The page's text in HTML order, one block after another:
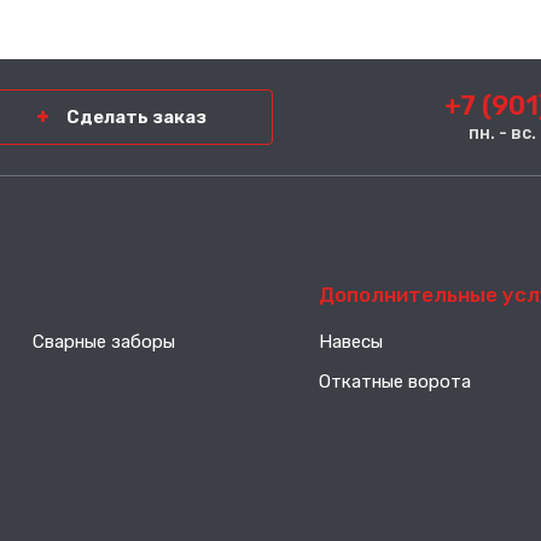
Сделать заказ +7
пн. -
Сварные заборы
Дополнительные
Навесы
Откатные ворота